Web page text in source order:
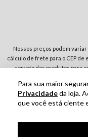
Para sua maior
Privacidadeda loja.
que você está ciente
Nossos preços podem
cálculo de frete para o CEP
correto dos produtos para
no carrinho de compras.
13874-243-São João